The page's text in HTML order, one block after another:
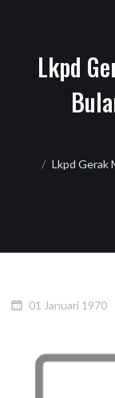
Lkpd
Lkpd Gerak
01 Januari 1970